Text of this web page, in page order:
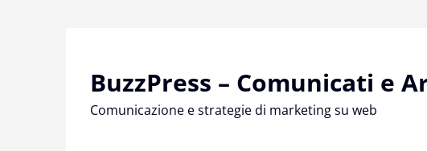
BuzzPress – Comunicati e
Comunicazione e strategie di marketing su web